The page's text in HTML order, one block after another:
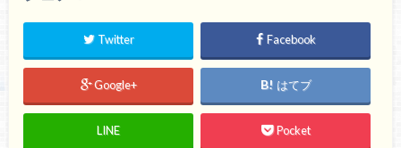
Twitter Facebook
Google+ はてブ
LINE Pocket